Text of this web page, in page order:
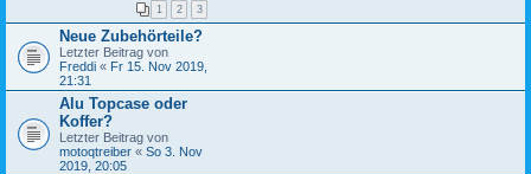
1 2 3
Neue Zubehörteile?
Letzter Beitrag von
Freddi « Fr 15. Nov 2019,
21:31
Alu Topcase oder
Koffer?
Letzter Beitrag von
motoqtreiber « So 3. Nov
2019, 20:05